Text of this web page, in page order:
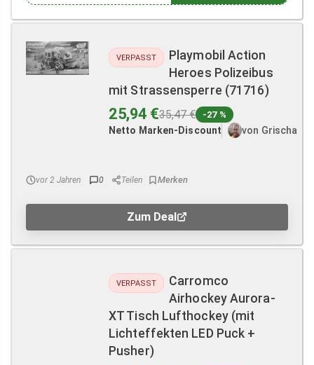
VERPASST
Playmobil Action
Heroes Polizeibus
mit Strassensperre (71716)
25,94 €35,47 € -27 %
Netto Marken-Discount von Grischa
vor 2 Jahren 0 Teilen
Zum Deal
VERPASST
Carromco
Airhockey Aurora-
XT Tisch Lufthockey (mit
Lichteffekten LED Puck +
Pusher)